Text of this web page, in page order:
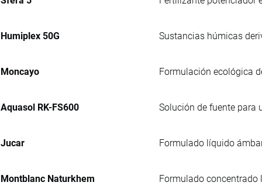
Humiplex 50G Sustancias húmicas
Moncayo Formulación ecológica
Aquasol RK-FS600 Solución de fuente para
Jucar Formulado líquido
Montblanc Naturkhem Formulado